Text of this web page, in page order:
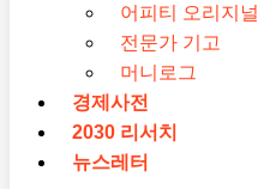
어피티 오리지널
전문가 기고
머니로그
경제사전
2030 리서치
뉴스레터